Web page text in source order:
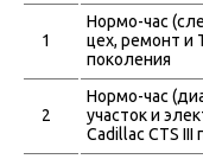
1
Нормо-час
цех, ремонт и
поколения
2
Нормо-час
участок и
Cadillac CTS III